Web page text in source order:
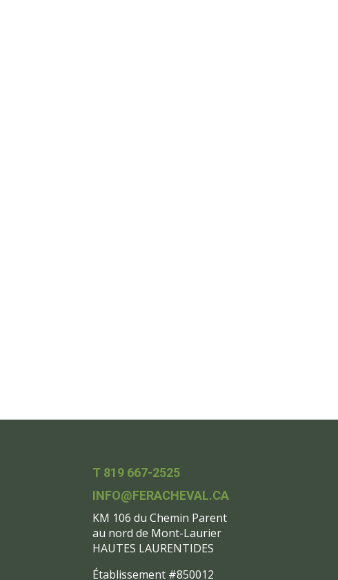
T 819 667-2525
INFO@FERACHEVAL.CA
KM 106 du Chemin Parent
au nord de Mont-Laurier
HAUTES LAURENTIDES
Établissement #850012